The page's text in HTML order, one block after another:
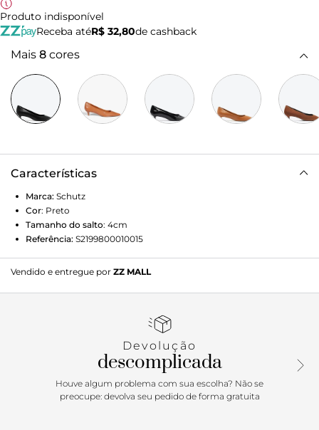
Produto indisponível
Receba atéR$ 32,80de cashback
Mais 8 cores
Características
Marca: Schutz
Cor: Preto
Tamanho do salto: 4cm
Referência: S2199800010015
Vendido e entregue por ZZ MALL
Devolução
descomplicada
Houve algum problema com sua escolha? Não se
preocupe: devolva seu pedido de forma gratuita